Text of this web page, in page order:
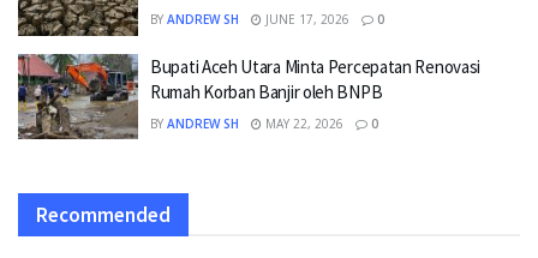
BY ANDREW SH JUNE 17, 2026 0
Bupati Aceh Utara Minta Percepatan Renovasi
Rumah Korban Banjir oleh BNPB
BY ANDREW SH MAY 22, 2026 0
Recommended